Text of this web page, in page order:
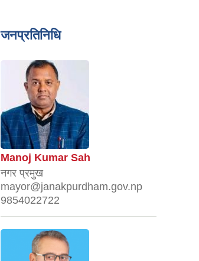
जनप्रतिनिधि
Manoj Kumar Sah
नगर प्रमुख
mayor@janakpurdham.gov.np
9854022722